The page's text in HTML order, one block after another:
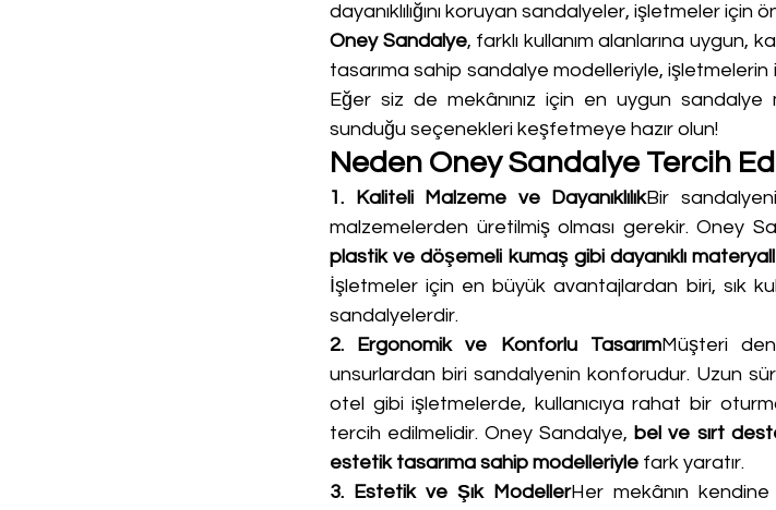
dayanıklılığını koruyan sandalyeler, işletmeler için
Oney Sandalye, farklı kullanım alanlarına uygun,
tasarıma sahip sandalye modelleriyle, işletmelerin
Eğer siz de mekânınız için en uygun sandalye
sunduğu seçenekleri keşfetmeye hazır olun!
Neden Oney Sandalye Tercih
1. Kaliteli Malzeme ve DayanıklılıkBir
malzemelerden üretilmiş olması gerekir. Oney
plastik ve döşemeli kumaş gibi dayanıklı
İşletmeler için en büyük avantajlardan biri, sık
sandalyelerdir.
2. Ergonomik ve Konforlu TasarımMüşteri
unsurlardan biri sandalyenin konforudur. Uzun
otel gibi işletmelerde, kullanıcıya rahat bir
tercih edilmelidir. Oney Sandalye, bel ve sırt
estetik tasarıma sahip modelleriyle fark yaratır.
3. Estetik ve Şık ModellerHer mekânın